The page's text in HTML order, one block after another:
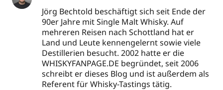
Jörg Bechtold beschäftigt sich seit Ende der
90er Jahre mit Single Malt Whisky. Auf
mehreren Reisen nach Schottland hat er
Land und Leute kennengelernt sowie viele
Destillerien besucht. 2002 hatte er die
WHISKYFANPAGE.DE begründet, seit 2006
schreibt er dieses Blog und ist außerdem als
Referent für Whisky-Tastings tätig.